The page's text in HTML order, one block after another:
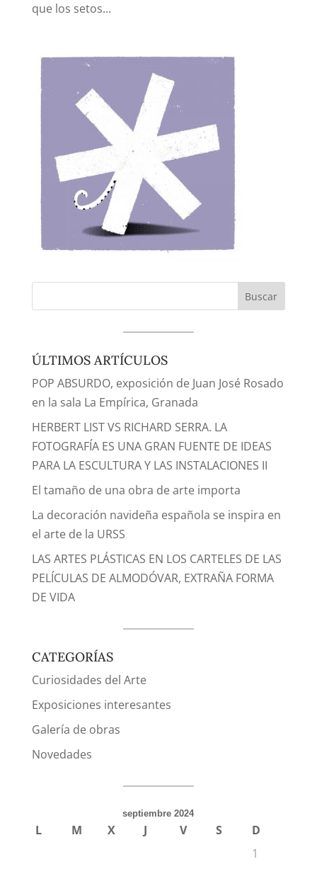
que los setos...
ÚLTIMOS ARTÍCULOS
POP ABSURDO, exposición de Juan José Rosado
en la sala La Empírica, Granada
HERBERT LIST VS RICHARD SERRA. LA
FOTOGRAFÍA ES UNA GRAN FUENTE DE IDEAS
PARA LA ESCULTURA Y LAS INSTALACIONES II
El tamaño de una obra de arte importa
La decoración navideña española se inspira en
el arte de la URSS
LAS ARTES PLÁSTICAS EN LOS CARTELES DE LAS
PELÍCULAS DE ALMODÓVAR, EXTRAÑA FORMA
DE VIDA
CATEGORÍAS
Curiosidades del Arte
Exposiciones interesantes
Galería de obras
Novedades
septiembre 2024
L M X J V S
D
1